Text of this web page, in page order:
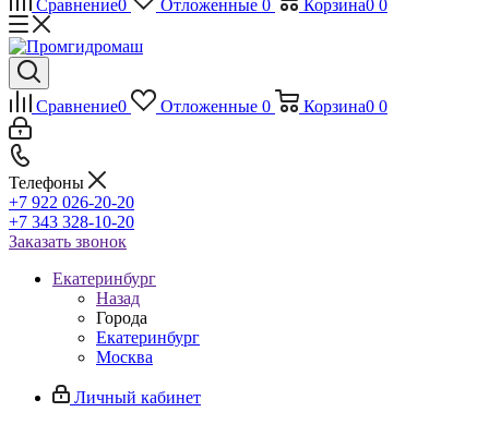
Сравнение0 Отложенные 0 Корзина0 0
Сравнение0 Отложенные 0 Корзина0 0
Телефоны
+7 922 026-20-20
+7 343 328-10-20
Заказать звонок
Екатеринбург
Назад
Города
Екатеринбург
Москва
Личный кабинет